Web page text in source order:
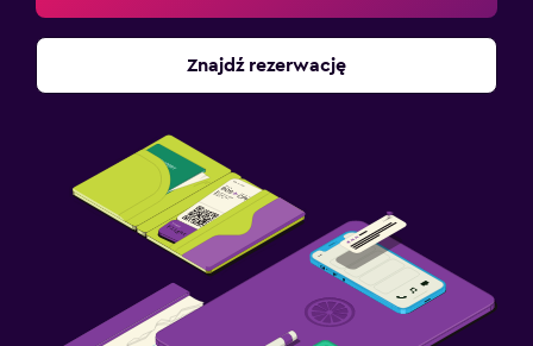
Znajdź rezerwację